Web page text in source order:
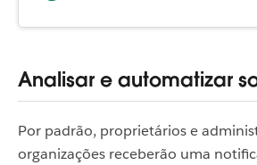
Analisar e automatizar
Por padrão, proprietários e
organizações receberão uma